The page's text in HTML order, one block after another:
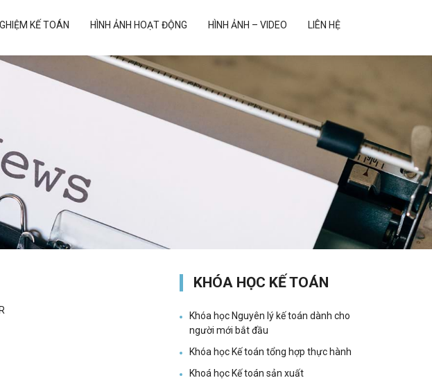
KẾ TOÁN HÌNH ẢNH HOẠT ĐỘNG HÌNH ẢNH – VIDEO LIÊN HỆ
KHÓA HỌC KẾ TOÁN
Khóa học Nguyên lý kế toán dành cho
người mới bắt đầu
Khóa học Kế toán tổng hợp thực hành
Khoá học Kế toán sản xuất